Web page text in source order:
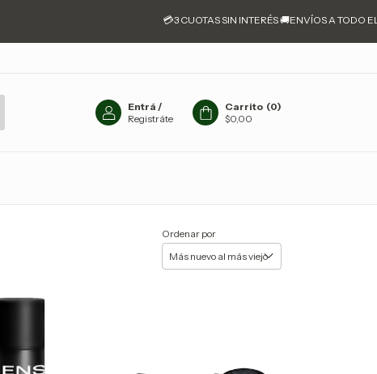
💳3 CUOTAS SIN INTERÉS 🚚ENVÍOS A TODO EL
Entrá /
Registráte
Carrito (0)
$0,00
Ordenar por